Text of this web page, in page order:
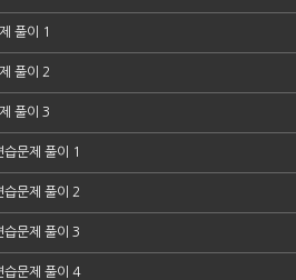
풀이 1
풀이 2
풀이 3
문제 풀이 1
습문제 풀이 2
습문제 풀이 3
습문제 풀이 4